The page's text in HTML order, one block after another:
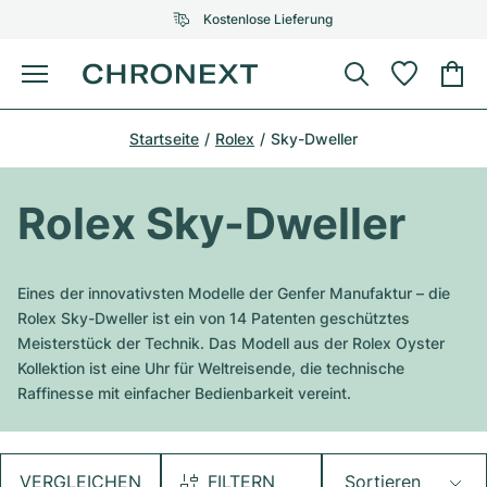
Kostenlose Lieferung
Menü
AUSGEWÄHLTE MARKEN
Alle Rolex Modelle
Top-Modelle
Omega
Alle Omega Modelle
Patek Philippe
Top-Modelle
Audemars Piguet
Alle Audemars Piguet Modelle
Cartier
Certified Pre-Owned
Schmuck
AUSGEWÄHLTE MARKEN
Tiffany
Louis Vuitton
Gebauer & Gebauer
Neuzugänge
Startseite Rolex Sky-Dweller
Rolex Sky-Dweller
Eines der innovativsten Modelle der Genfer Manufaktur – die
Rolex Sky-Dweller ist ein von 14 Patenten geschütztes
Meisterstück der Technik. Das Modell aus der Rolex Oyster
Kollektion ist eine Uhr für Weltreisende, die technische
Raffinesse mit einfacher Bedienbarkeit vereint.
VERGLEICHEN FILTERN Sortieren